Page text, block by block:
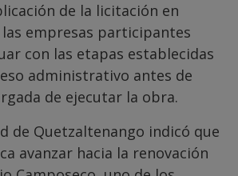
de la licitación en
empresas participantes
con las etapas establecidas
administrativo antes de
de ejecutar la obra.
de Quetzaltenango indicó que
avanzar hacia la renovación